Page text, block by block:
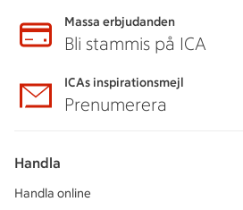
Massa erbjudanden
Bli stammis på ICA
ICAs inspirationsmejl
Prenumerera
Handla
Handla online